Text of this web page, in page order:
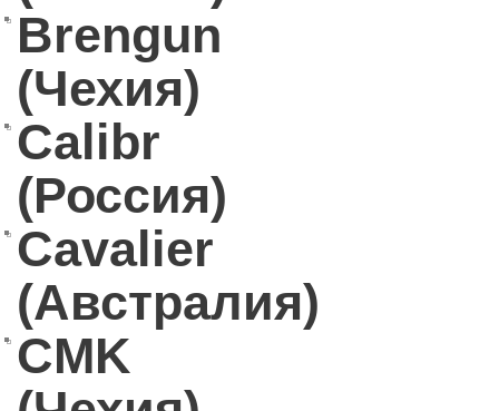
Brengun
(Чехия)
Calibr
(Россия)
Cavalier
(Австралия)
CMK